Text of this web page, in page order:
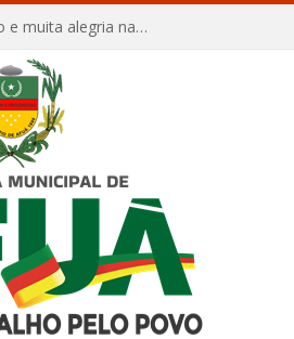
Afuá comemora 136 anos com orgulho, tradição e muita alegria na Quadra Dr. Nelson Salomão